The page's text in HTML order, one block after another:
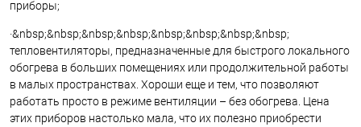
приборы;
·&nbsp;&nbsp;&nbsp;&nbsp;&nbsp;&nbsp;&nbsp;&nbsp;
тепловентиляторы, предназначенные для быстрого локального
обогрева в больших помещениях или продолжительной работы
в малых пространствах. Хороши еще и тем, что позволяют
работать просто в режиме вентиляции – без обогрева. Цена
этих приборов настолько мала, что их полезно приобрести